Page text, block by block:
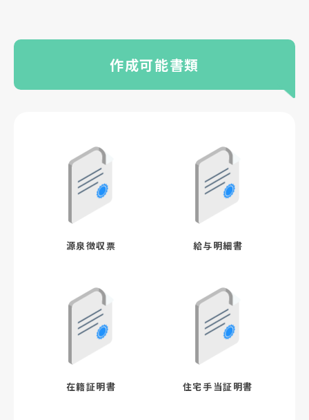
作成可能書類
源泉徴収票 給与明細書
在籍証明書 住宅手当証明書